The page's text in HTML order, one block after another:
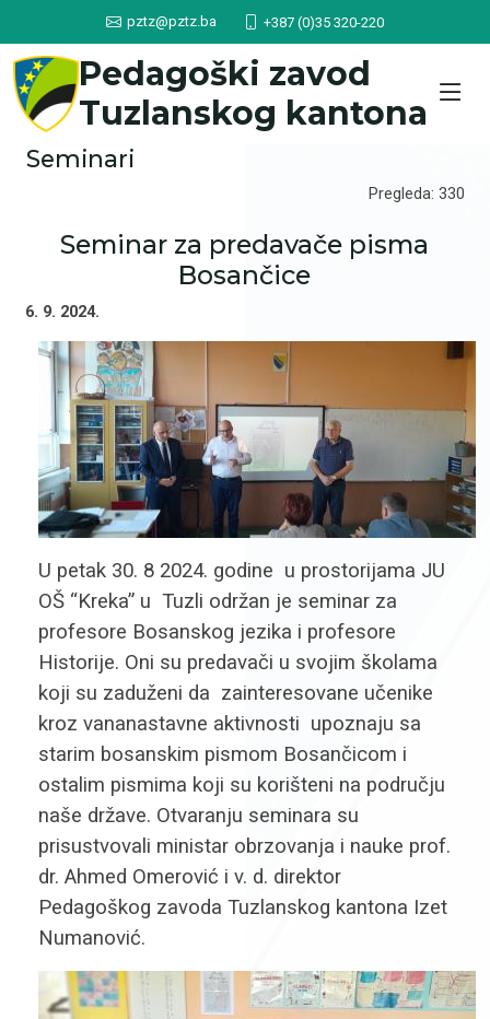
pztz@pztz.ba +387 (0)35 320-220
Pedagoški zavod
Tuzlanskog kantona
Seminari
Pregleda: 330
Seminar za predavače pisma
Bosančice
6. 9. 2024.
U petak 30. 8 2024. godine u prostorijama JU
OŠ “Kreka” u Tuzli održan je seminar za
profesore Bosanskog jezika i profesore
Historije. Oni su predavači u svojim školama
koji su zaduženi da zainteresovane učenike
kroz vananastavne aktivnosti upoznaju sa
starim bosanskim pismom Bosančicom i
ostalim pismima koji su korišteni na području
naše države. Otvaranju seminara su
prisustvovali ministar obrzovanja i nauke prof.
dr. Ahmed Omerović i v. d. direktor
Pedagoškog zavoda Tuzlanskog kantona Izet
Numanović.